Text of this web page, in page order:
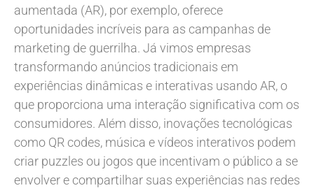
aumentada (AR), por exemplo, oferece
oportunidades incríveis para as campanhas de
marketing de guerrilha. Já vimos empresas
transformando anúncios tradicionais em
experiências dinâmicas e interativas usando AR, o
que proporciona uma interação significativa com os
consumidores. Além disso, inovações tecnológicas
como QR codes, música e vídeos interativos podem
criar puzzles ou jogos que incentivam o público a se
envolver e compartilhar suas experiências nas redes